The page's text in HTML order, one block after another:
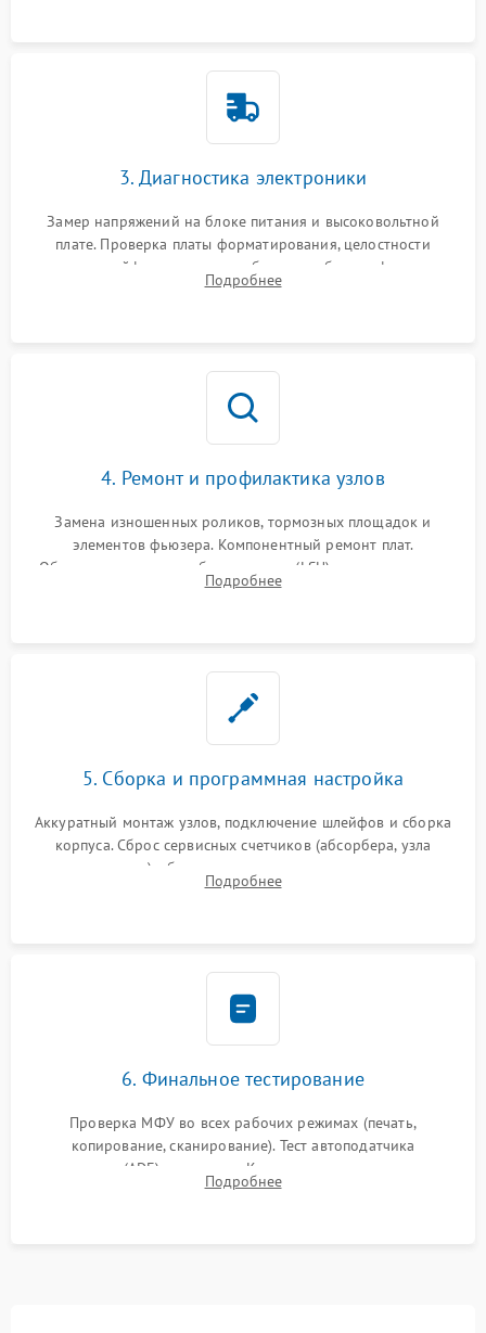
3. Диагностика электроники
Замер напряжений на блоке питания и высоковольтной
плате. Проверка платы форматирования, целостности
плоских шлейфов сканера и работоспособности флажков и
оптопар (датчиков прохождения бумаги).
Подробнее
4. Ремонт и профилактика узлов
Замена изношенных роликов, тормозных площадок и
элементов фьюзера. Компонентный ремонт плат.
Обязательная очистка блока лазера (LSU), зеркал и тракта
печати от просыпанного тонера и бумажной пыли.
Подробнее
5. Сборка и программная настройка
Аккуратный монтаж узлов, подключение шлейфов и сборка
корпуса. Сброс сервисных счетчиков (абсорбера, узла
закрепления), обновление прошивки и программная
калибровка цветопередачи и позиционирования сканера.
Подробнее
6. Финальное тестирование
Проверка МФУ во всех рабочих режимах (печать,
копирование, сканирование). Тест автоподатчика
документов (ADF) и дуплекса. Контроль качества отпечатка
на отсутствие серого фона, полос и надежность запекания
Подробнее